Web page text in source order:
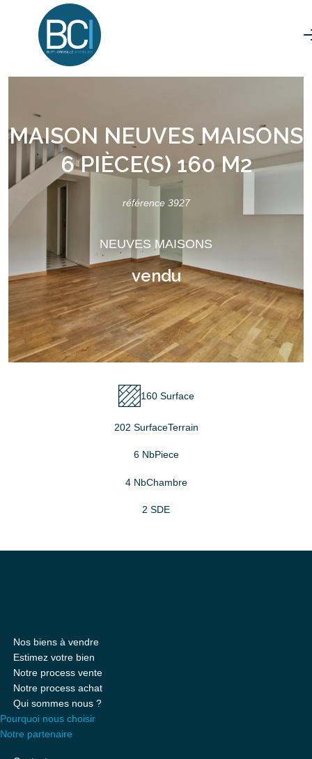
MAISON NEUVES MAISONS
6 PIÈCE(S) 160 M2
référence 3927
NEUVES MAISONS
vendu
160 Surface
202 SurfaceTerrain
6 NbPiece
4 NbChambre
2 SDE
Nos biens à vendre
Estimez votre bien
Notre process vente
Notre process achat
Qui sommes nous ?
Pourquoi nous choisir
Notre partenaire